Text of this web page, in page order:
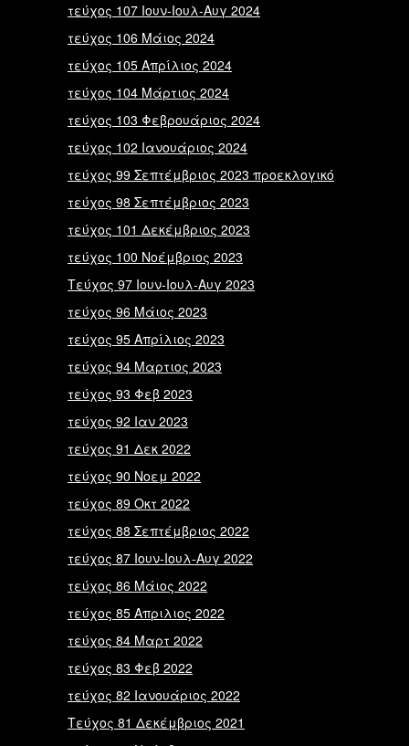
τεύχος 107 Ιουν-Ιουλ-Αυγ 2024
τεύχος 106 Μάιος 2024
τεύχος 105 Απρίλιος 2024
τεύχος 104 Μάρτιος 2024
τεύχος 103 Φεβρουάριος 2024
τεύχος 102 Ιανουάριος 2024
τεύχος 99 Σεπτέμβριος 2023 προεκλογικό
τεύχος 98 Σεπτέμβριος 2023
τεύχος 101 Δεκέμβριος 2023
τεύχος 100 Νοέμβριος 2023
Τεύχος 97 Ιουν-Ιουλ-Αυγ 2023
τεύχος 96 Μάιος 2023
τεύχος 95 Απρίλιος 2023
τεύχος 94 Μαρτιος 2023
τεύχος 93 Φεβ 2023
τεύχος 92 Ιαν 2023
τεύχος 91 Δεκ 2022
τεύχος 90 Νοεμ 2022
τεύχος 89 Οκτ 2022
τεύχος 88 Σεπτέμβριος 2022
τεύχος 87 Ιουν-Ιουλ-Αυγ 2022
τεύχος 86 Μάιος 2022
τεύχος 85 Απριλιος 2022
τεύχος 84 Μαρτ 2022
τεύχος 83 Φεβ 2022
τεύχος 82 Ιανουάριος 2022
Τεύχος 81 Δεκέμβριος 2021